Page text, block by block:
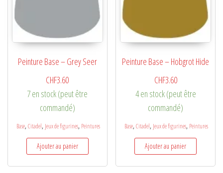
Peinture Base – Grey Seer
CHF3.60
7 en stock (peut être
commandé)
Base,Citadel, Jeux de figurines, Peintures
Ajouter au panier
Peinture Base – Hobgrot Hide
CHF3.60
4 en stock (peut être
commandé)
Base,Citadel, Jeux de figurines, Peintures
Ajouter au panier